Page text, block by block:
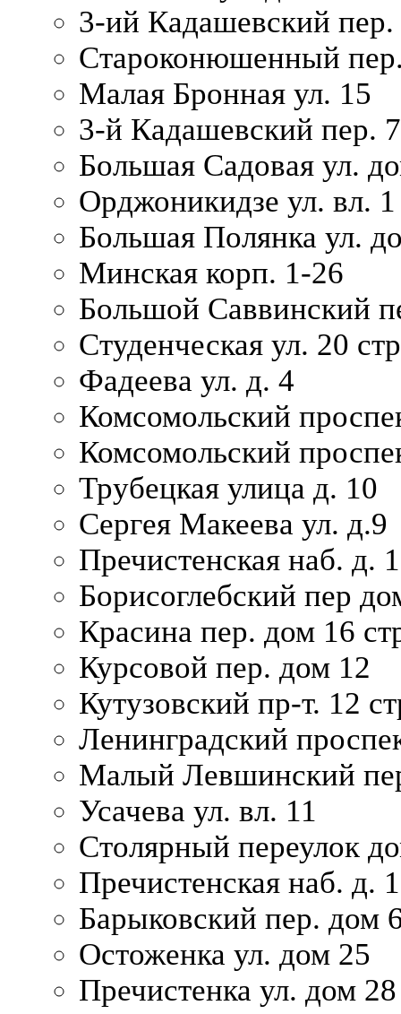
3-ий Кадашевский пер.
Староконюшенный
Малая Бронная ул. 15
3-й Кадашевский пер.
Большая Садовая ул.
Орджоникидзе ул. вл. 1
Большая Полянка ул.
Минская корп. 1-26
Большой Саввинский
Студенческая ул. 20
Фадеева ул. д. 4
Комсомольский
Комсомольский
Трубецкая улица д. 10
Сергея Макеева ул. д.9
Пречистенская наб. д.
Борисоглебский пер
Красина пер. дом 16
Курсовой пер. дом 12
Кутузовский пр-т. 12
Ленинградский
Малый Левшинский
Усачева ул. вл. 11
Столярный переулок
Пречистенская наб. д.
Барыковский пер. дом
Остоженка ул. дом 25
Пречистенка ул. дом 28